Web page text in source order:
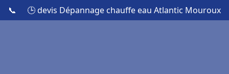
📞 🕒 devis Dépannage chauffe eau Atlantic Mouroux